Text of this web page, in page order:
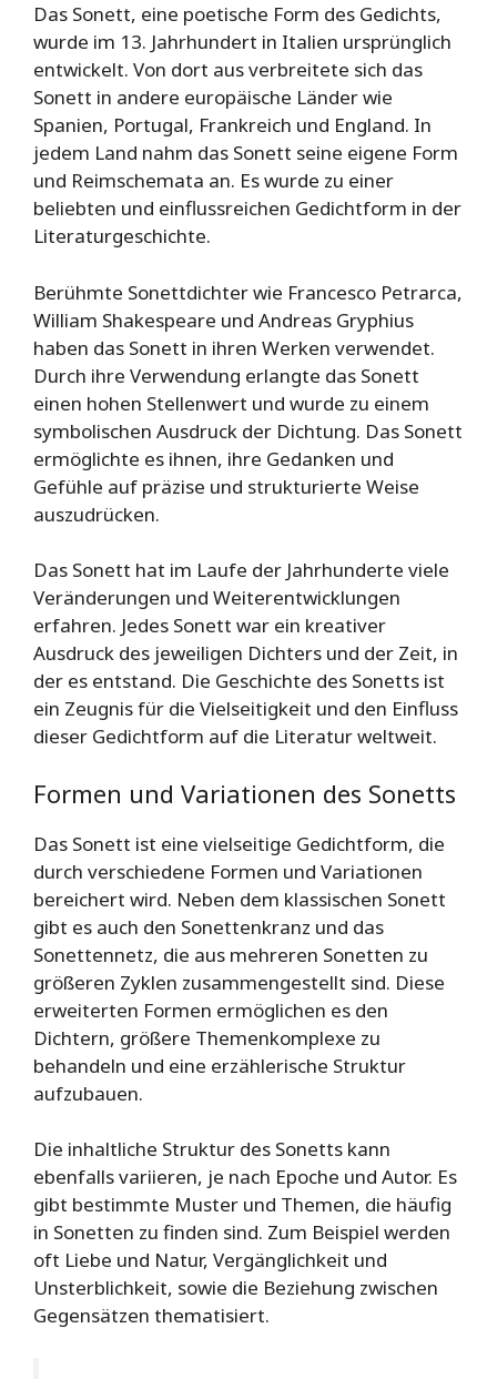
Das Sonett, eine poetische Form des Gedichts,
wurde im 13. Jahrhundert in Italien ursprünglich
entwickelt. Von dort aus verbreitete sich das
Sonett in andere europäische Länder wie
Spanien, Portugal, Frankreich und England. In
jedem Land nahm das Sonett seine eigene Form
und Reimschemata an. Es wurde zu einer
beliebten und einflussreichen Gedichtform in der
Literaturgeschichte.
Berühmte Sonettdichter wie Francesco Petrarca,
William Shakespeare und Andreas Gryphius
haben das Sonett in ihren Werken verwendet.
Durch ihre Verwendung erlangte das Sonett
einen hohen Stellenwert und wurde zu einem
symbolischen Ausdruck der Dichtung. Das Sonett
ermöglichte es ihnen, ihre Gedanken und
Gefühle auf präzise und strukturierte Weise
auszudrücken.
Das Sonett hat im Laufe der Jahrhunderte viele
Veränderungen und Weiterentwicklungen
erfahren. Jedes Sonett war ein kreativer
Ausdruck des jeweiligen Dichters und der Zeit, in
der es entstand. Die Geschichte des Sonetts ist
ein Zeugnis für die Vielseitigkeit und den Einfluss
dieser Gedichtform auf die Literatur weltweit.
Formen und Variationen des Sonetts
Das Sonett ist eine vielseitige Gedichtform, die
durch verschiedene Formen und Variationen
bereichert wird. Neben dem klassischen Sonett
gibt es auch den Sonettenkranz und das
Sonettennetz, die aus mehreren Sonetten zu
größeren Zyklen zusammengestellt sind. Diese
erweiterten Formen ermöglichen es den
Dichtern, größere Themenkomplexe zu
behandeln und eine erzählerische Struktur
aufzubauen.
Die inhaltliche Struktur des Sonetts kann
ebenfalls variieren, je nach Epoche und Autor. Es
gibt bestimmte Muster und Themen, die häufig
in Sonetten zu finden sind. Zum Beispiel werden
oft Liebe und Natur, Vergänglichkeit und
Unsterblichkeit, sowie die Beziehung zwischen
Gegensätzen thematisiert.